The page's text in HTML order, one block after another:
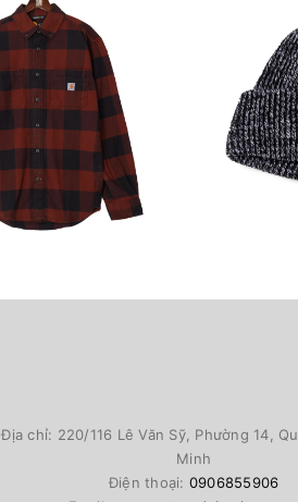
Địa chỉ: 220/116 Lê Văn Sỹ, Phường 14,
Minh
Điện thoại: 0906855906